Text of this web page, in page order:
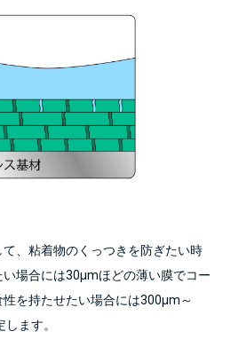
、粘着物のくっつきを防ぎたい時
場合には30μmほどの薄い膜でコー
を持たせたい場合には300μm～
ます。